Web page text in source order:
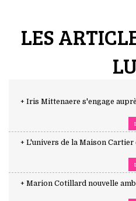
LES
+ Iris Mittenaere s'engage
+ L'univers de la Maison Cartier
+ Marion Cotillard nouvelle